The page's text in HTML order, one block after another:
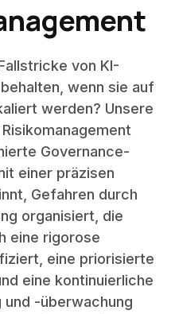
von KI-
wenn sie auf
werden? Unsere
Governance-
einer präzisen
Gefahren durch
organisiert, die
eine rigorose
eine priorisierte
eine kontinuierliche
-überwachung